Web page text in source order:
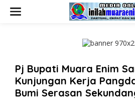
Pj Bupati Muara Enim
Kunjungan Kerja
Bumi Serasan